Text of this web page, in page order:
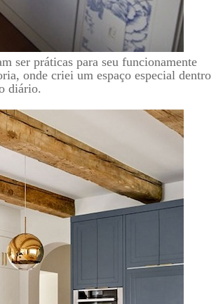
ser práticas para seu funcionamente
onde criei um espaço especial dentro
diário.